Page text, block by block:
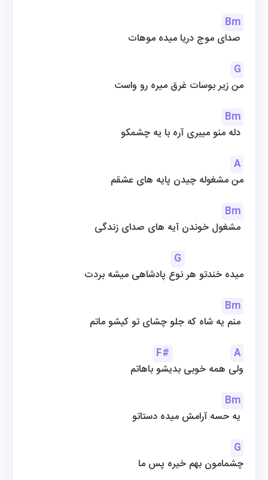
Bm
G
من زیر بوسات غرق میره رو واست
Bm
A
من مشغوله چیدن پایه های عشقم
Bm
G
میده خندتو هر نوع پادشاهی میشه بردت
Bm
F#
A
ولی همه خوبی بدیشو باهاتم
Bm
G
چشمامون بهم خیره پس ما